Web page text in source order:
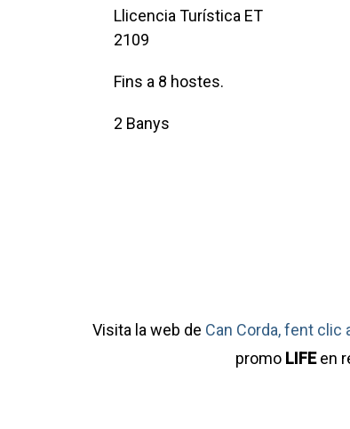
Llicencia Turística ET
2109
Fins a 8 hostes.
2 Banys
Visita la web de Can Corda, fent clic
promo LIFEen